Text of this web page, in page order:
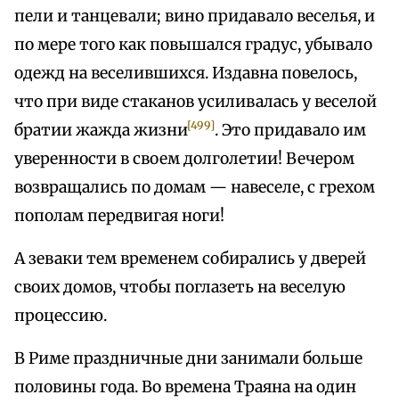
пели и танцевали; вино придавало веселья, и
по мере того как повышался градус, убывало
одежд на веселившихся. Издавна повелось,
что при виде стаканов усиливалась у веселой
братии жажда жизни[499]. Это придавало им
уверенности в своем долголетии! Вечером
возвращались по домам — навеселе, с грехом
пополам передвигая ноги!
А зеваки тем временем собирались у дверей
своих домов, чтобы поглазеть на веселую
процессию.
В Риме праздничные дни занимали больше
половины года. Во времена Траяна на один